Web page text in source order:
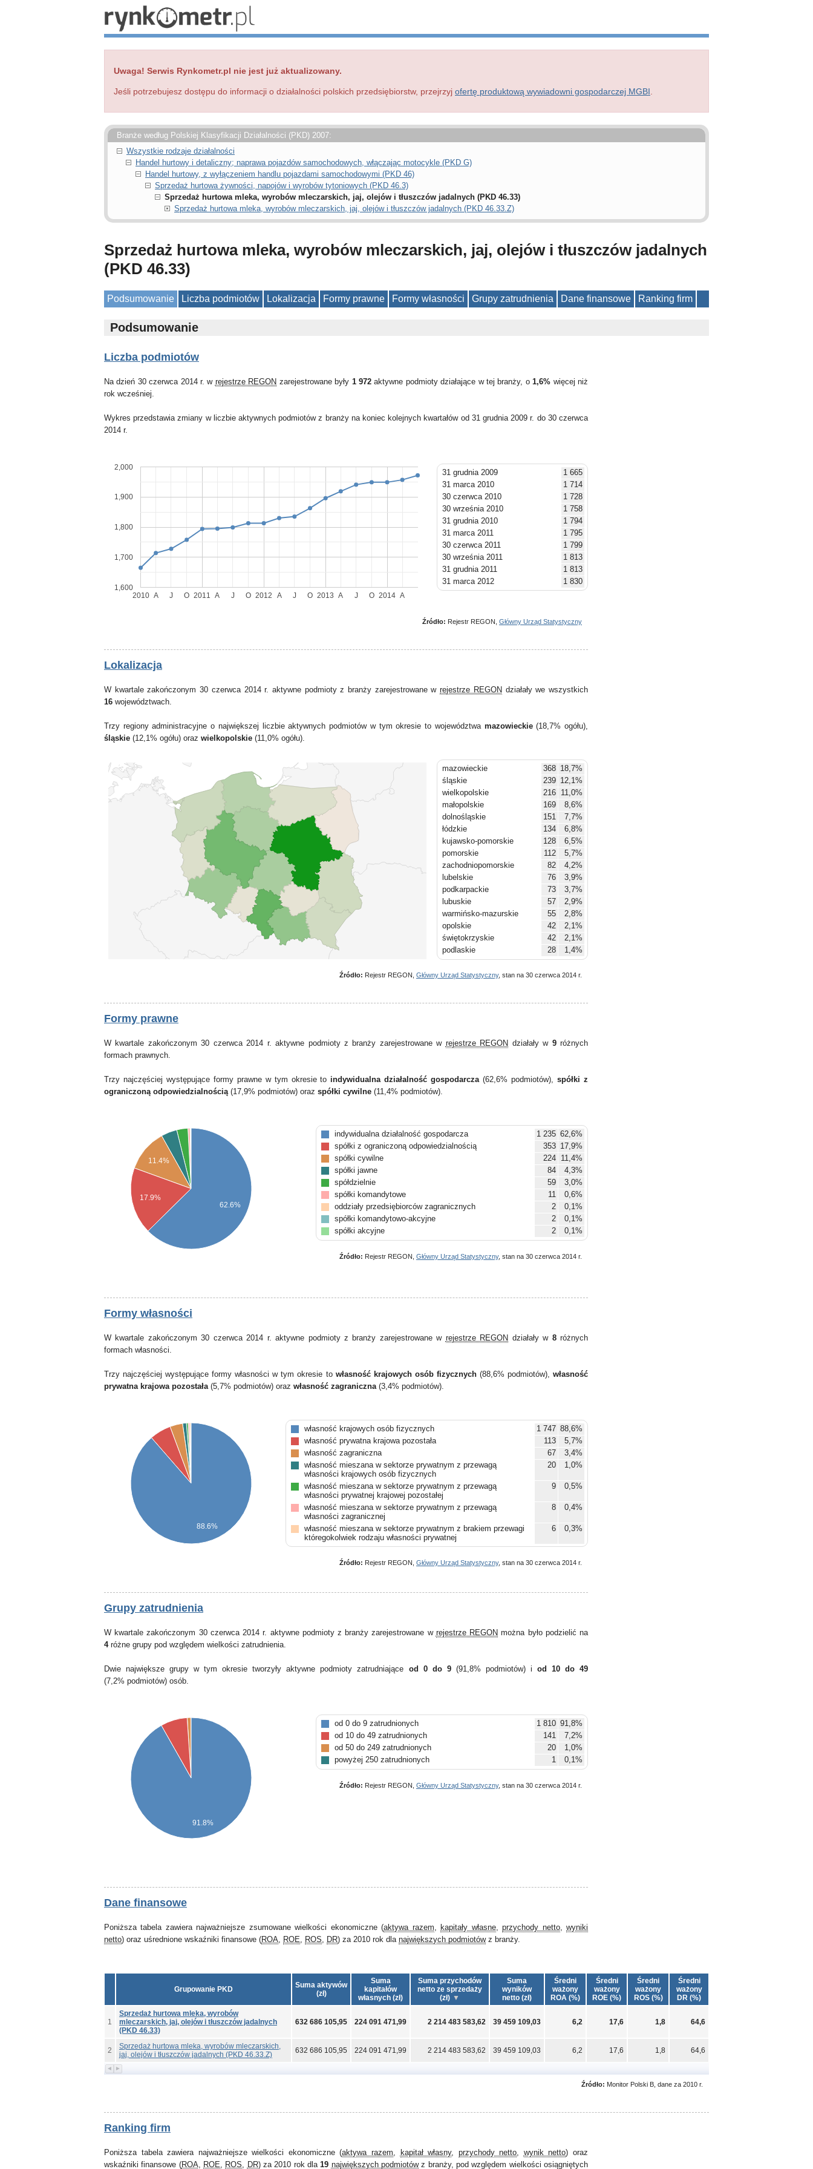
Uwaga! Serwis Rynkometr.pl nie jest już aktualizowany.
Jeśli potrzebujesz dostępu do informacji o działalności polskich przedsiębiorstw, przejrzyj ofertę produktową wywiadowni gospodarczej MGBI
Branże według Polskiej Klasyfikacji Działalności (PKD) 2007:
Wszystkie rodzaje działalności
Handel hurtowy i detaliczny; naprawa pojazdów samochodowych, włączając motocykle (PKD G)
Handel hurtowy, z wyłączeniem handlu pojazdami samochodowymi (PKD 46)
Sprzedaż hurtowa żywności, napojów i wyrobów tytoniowych (PKD 46.3)
Sprzedaż hurtowa mleka, wyrobów mleczarskich, jaj, olejów i tłuszczów jadalnych (PKD 46.33)
Sprzedaż hurtowa mleka, wyrobów mleczarskich, jaj, olejów i tłuszczów jadalnych (PKD 46.33.Z)
Sprzedaż hurtowa mleka, wyrobów mleczarskich, jaj, olejów i tłuszczów jadalnych
(PKD 46.33)
Podsumowanie Liczba podmiotów Lokalizacja Formy prawne Formy własności Grupy zatrudnienia Dane finansowe Ranking firm
Podsumowanie
Liczba podmiotów
Na dzień 30 czerwca 2014 r. w rejestrze REGON zarejestrowane były 1 972aktywne podmioty działające w tej branży, o1,6% więcej niż
rok wcześniej.
Wykres przedstawia zmiany w liczbie aktywnych podmiotów z branży na koniec kolejnych kwartałów od 31 grudnia 2009 r. do 30 czerwca
2014 r.
2010 2011 2012 2013 2014
A J O A J O A J O A J O A
1,600
1,700
1,800
1,900
2,000
31 grudnia 2009
1 665
31 marca 2010
1 714
30 czerwca 2010
1 728
30 września 2010
1 758
31 grudnia 2010
1 794
31 marca 2011
1 795
30 czerwca 2011
1 799
30 września 2011
1 813
31 grudnia 2011
1 813
31 marca 2012
1 830
30 czerwca 2012
1 835
31 grudnia 2012
30 czerwca 2014
1 972
Źródło: Rejestr REGON, Główny Urząd Statystyczny
Lokalizacja
W kwartale zakończonym 30 czerwca 2014 r. aktywne podmioty z branży zarejestrowane wrejestrze REGON działały we wszystkich
16 województwach.
Trzy regiony administracyjne o największej liczbie aktywnych podmiotów w tym okresie to województwa mazowieckie(18,7% ogółu),
śląskie (12,1% ogółu) oraz wielkopolskie (11,0% ogółu).
mazowieckie 368 18,7%
śląskie
239 12,1%
wielkopolskie
216 11,0%
małopolskie
169
8,6%
dolnośląskie
151
7,7%
łódzkie
134
6,8%
kujawsko-pomorskie
128
6,5%
pomorskie
112
5,7%
zachodniopomorskie
82
4,2%
lubelskie
76
3,9%
podkarpackie
73
3,7%
lubuskie
57
2,9%
warmińsko-mazurskie
55
2,8%
opolskie
42
2,1%
świętokrzyskie
42
2,1%
podlaskie
28 1,4%
Źródło: Rejestr REGON, Główny Urząd Statystyczny, stan na 30 czerwca 2014 r.
Formy prawne
W kwartale zakończonym 30 czerwca 2014 r. aktywne podmioty z branży zarejestrowane w rejestrze REGON działały w 9różnych
formach prawnych.
Trzy najczęściej występujące formy prawne w tym okresie to indywidualna działalność gospodarcza(62,6% podmiotów),spółki z
ograniczoną odpowiedzialnością(17,9% podmiotów) oraz spółki cywilne (11,4% podmiotów).
11.4%
17.9%
62.6%
indywidualna działalność gospodarcza 1 235 62,6%
spółki z ograniczoną odpowiedzialnością
353 17,9%
spółki cywilne
224 11,4%
spółki jawne
84
4,3%
spółdzielnie
59
3,0%
spółki komandytowe
11
0,6%
oddziały przedsiębiorców zagranicznych
2
0,1%
spółki komandytowo-akcyjne
2
0,1%
spółki akcyjne
2 0,1%
Źródło: Rejestr REGON, Główny Urząd Statystyczny, stan na 30 czerwca 2014 r.
Formy własności
W kwartale zakończonym 30 czerwca 2014 r. aktywne podmioty z branży zarejestrowane w rejestrze REGON działały w 8różnych
formach własności.
Trzy najczęściej występujące formy własności w tym okresie to własność krajowych osób fizycznych(88,6% podmiotów),własność
prywatna krajowa pozostała(5,7% podmiotów) oraz własność zagraniczna(3,4% podmiotów).
88.6%
własność krajowych osób fizycznych 1 747 88,6%
własność prywatna krajowa pozostała
113
5,7%
własność zagraniczna
67
3,4%
własność mieszana w sektorze prywatnym z przewagą
własności krajowych osób fizycznych
20 1,0%
własność mieszana w sektorze prywatnym z przewagą
własności prywatnej krajowej pozostałej
9 0,5%
własność mieszana w sektorze prywatnym z przewagą
własności zagranicznej
8 0,4%
własność mieszana w sektorze prywatnym z brakiem przewagi
któregokolwiek rodzaju własności prywatnej
6 0,3%
własność mieszana między sektorami z przewagą własności
sektora prywatnego, w tym z przewagą własności krajowych
osób fizycznych
2 0,1%
Źródło: Rejestr REGON, Główny Urząd Statystyczny, stan na 30 czerwca 2014 r.
Grupy zatrudnienia
W kwartale zakończonym 30 czerwca 2014 r. aktywne podmioty z branży zarejestrowane w rejestrze REGON można było podzielić na
4różne grupy pod względem wielkości zatrudnienia.
Dwie największe grupy w tym okresie tworzyły aktywne podmioty zatrudniające od 0 do 9 (91,8% podmiotów) i od 10 do 49
(7,2% podmiotów) osób.
91.8%
od 0 do 9 zatrudnionych 1 810 91,8%
od 10 do 49 zatrudnionych
141
7,2%
od 50 do 249 zatrudnionych
20
1,0%
powyżej 250 zatrudnionych
1 0,1%
Źródło: Rejestr REGON, Główny Urząd Statystyczny, stan na 30 czerwca 2014 r.
Dane finansowe
Poniższa tabela zawiera najważniejsze zsumowane wielkości ekonomiczne (aktywa razem, kapitały własne,przychody netto,wyniki
netto) oraz uśrednione wskaźniki finansowe (ROA, ROE, ROS, DR) za 2010 rok dla największych podmiotówz branży.
Grupowanie PKD
Suma aktywów
(zł)
Suma
kapitałów
własnych (zł)
Suma przychodów
netto ze sprzedaży
(zł)
Suma
wyników
netto (zł)
Średni
ważony
ROA (%)
Średni
ważony
ROE (%)
Średni
ważony
ROS (%)
Średni
ważony
DR (%)
1
Sprzedaż hurtowa mleka, wyrobów
mleczarskich, jaj, olejów i tłuszczów jadalnych
(PKD 46.33)
632 686 105,95 224 091 471,99 2 214 483 583,62 39 459 109,03 6,2 17,6 1,8 64,6
2
Sprzedaż hurtowa mleka, wyrobów mleczarskich,
jaj, olejów i tłuszczów jadalnych (PKD 46.33.Z)
632 686 105,95 224 091 471,99 2 214 483 583,62 39 459 109,03 6,2 17,6 1,8 64,6
Źródło: Monitor Polski B, dane za 2010 r.
Ranking firm
Poniższa tabela zawiera najważniejsze wielkości ekonomiczne (aktywa razem, kapitał własny, przychody netto, wynik netto) oraz
wskaźniki finansowe (ROA, ROE, ROS, DR) za 2010 rok dla19 największych podmiotówz branży, pod względem wielkości osiągniętych